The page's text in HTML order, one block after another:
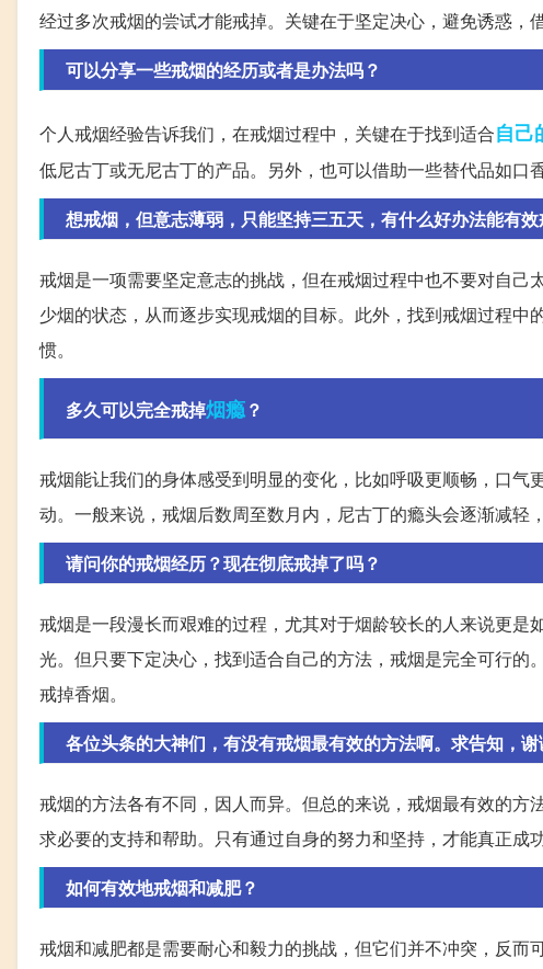
经过多次戒烟的尝试才能戒掉。关键在于坚定决心，避免诱惑，
可以分享一些戒烟的经历或者是办法吗？
个人戒烟经验告诉我们，在戒烟过程中，关键在于找到适合自己
低尼古丁或无尼古丁的产品。另外，也可以借助一些替代品如口
想戒烟，但意志薄弱，只能坚持三五天，有什么好办法能有效
戒烟是一项需要坚定意志的挑战，但在戒烟过程中也不要对自
少烟的状态，从而逐步实现戒烟的目标。此外，找到戒烟过程
惯。
多久可以完全戒掉烟瘾？
戒烟能让我们的身体感受到明显的变化，比如呼吸更顺畅，口
动。一般来说，戒烟后数周至数月内，尼古丁的瘾头会逐渐减轻
请问你的戒烟经历？现在彻底戒掉了吗？
戒烟是一段漫长而艰难的过程，尤其对于烟龄较长的人来说更
光。但只要下定决心，找到适合自己的方法，戒烟是完全可行
戒掉香烟。
各位头条的大神们，有没有戒烟最有效的方法啊。求告知，谢
戒烟的方法各有不同，因人而异。但总的来说，戒烟最有效的
求必要的支持和帮助。只有通过自身的努力和坚持，才能真正成功
如何有效地戒烟和减肥？
戒烟和减肥都是需要耐心和毅力的挑战，但它们并不冲突，反